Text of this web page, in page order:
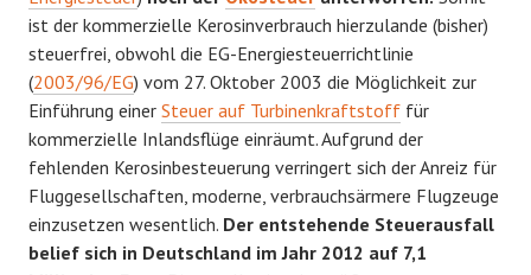
ist der kommerzielle Kerosinverbrauch hierzulande (bisher)
steuerfrei, obwohl die EG-Energiesteuerrichtlinie
(2003/96/EG) vom 27. Oktober 2003 die Möglichkeit zur
Einführung einer Steuer auf Turbinenkraftstoff für
kommerzielle Inlandsflüge einräumt. Aufgrund der
fehlenden Kerosinbesteuerung verringert sich der Anreiz für
Fluggesellschaften, moderne, verbrauchsärmere Flugzeuge
einzusetzen wesentlich. Der entstehende Steuerausfall
belief sich in Deutschland im Jahr 2012 auf 7,1